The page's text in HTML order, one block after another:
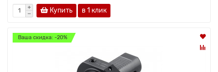
Купить в 1 клик
Ваша скидка: -20%